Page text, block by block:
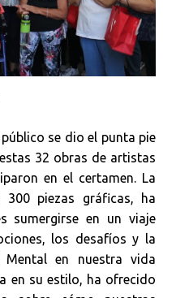
se dio el punta pie
32 obras de artistas
en el certamen. La
300 piezas gráficas, ha
sumergirse en un viaje
los desafíos y la
en nuestra vida
en su estilo, ha ofrecido